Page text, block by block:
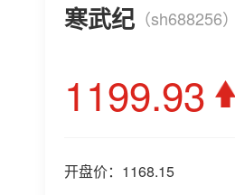
寒武纪 （sh688256）
1199.93
开盘价： 1168.15